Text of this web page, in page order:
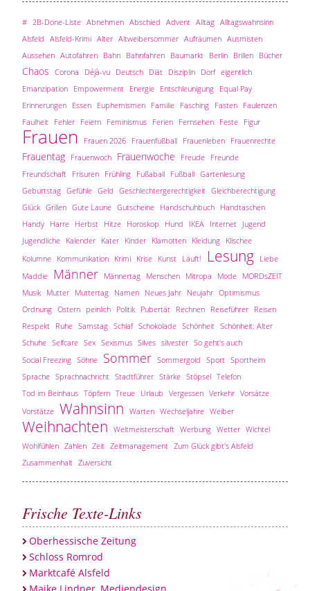
# 2B-Done-Liste Abnehmen Abschied Advent Alltag Alltagswahnsinn
Alsfeld Alsfeld-Krimi Alter Altweibersommer Aufräumen Ausmisten
Aussehen Autofahren Bahn Bahnfahren Baumarkt Berlin Brillen Bücher
Chaos Corona Déjà-vu Deutsch Diät Disziplin Dorf eigentlich
Emanzipation Empowerment Energie Entschleunigung Equal Pay
Erinnerungen Essen Euphemismen Familie Fasching Fasten Faulenzen
Faulheit Fehler Feiern Feminismus Ferien Fernsehen Feste Figur
Frauen Frauen 2026 Frauenfußball Frauenleben Frauenrechte
Frauentag Frauenwoch Frauenwoche Freude Freunde
Freundschaft Frisuren Frühling Fußaball Fußball Gartenlesung
Geburtstag Gefühle Geld Geschlechtergerechtigkeit Gleichberechtigung
Glück Grillen Gute Laune Gutscheine Handschuhbuch Handtaschen
Handy Harre Herbst Hitze Horoskop Hund IKEA Internet Jugend
Jugendliche Kalender Kater Kinder Klamotten Kleidung Klischee
Kolumne Kommunikation Krimi Krise Kunst Läuft! Lesung Liebe
Maddie Männer Männertag Menschen Mitropa Mode MORDsZEIT
Musik Mutter Muttertag Namen Neues Jahr Neujahr Optimismus
Ordnung Ostern peinlich Politik Pubertät Rechnen Reiseführer Reisen
Respekt Ruhe Samstag Schlaf Schokolade Schönheit Schönheit; Alter
Schuhe Selfcare Sex Sexismus Silves silvester So geht's auch
Social Freezing Söhne Sommer Sommergold Sport Sportheim
Sprache Sprachnachricht Stadtführer Stärke Stöpsel Telefon
Tod im Beinhaus Töpfern Treue Urlaub Vergessen Verkehr Vorsätze
Vorstätze Wahnsinn Warten Wechseljahre Weiber
Weihnachten Weltmeisterschaft Werbung Wetter Wichtel
Wohlfühlen Zahlen Zeit Zeitmanagement Zum Glück gibt's Alsfeld
Zusammenhalt Zuversicht
Frische Texte-Links
Oberhessische Zeitung
Schloss Romrod
Marktcafé Alsfeld